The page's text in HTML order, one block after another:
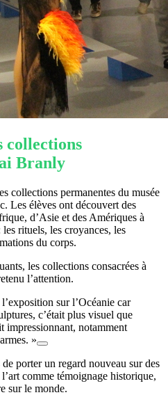
collections
Branly
collections permanentes du musée
Les élèves ont découvert des
d’Asie et des Amériques à
rituels, les croyances, les
du corps.
les collections consacrées à
l’attention.
sur l’Océanie car
c’était plus visuel que
impressionnant, notamment
»
porter un regard nouveau sur des
comme témoignage historique,
sur le monde.